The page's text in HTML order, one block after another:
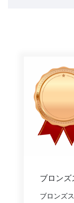
ブロンズ
ブロンズ